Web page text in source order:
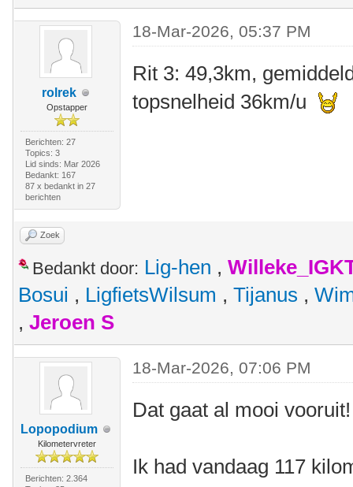
rolrek
Opstapper
Berichten: 27
Topics: 3
Lid sinds: Mar 2026
Bedankt: 167
87 x bedankt in 27
berichten
18-Mar-2026, 05:37 PM
Rit 3: 49,3km,
topsnelheid 36km/u
Zoek
Bedankt door: Lig-hen ,
Bosui , LigfietsWilsum , Tijanus ,
, Jeroen S
Lopopodium
Kilometervreter
Berichten: 2.364
18-Mar-2026, 07:06 PM
Dat gaat al mooi vooruit!
Ik had vandaag 117